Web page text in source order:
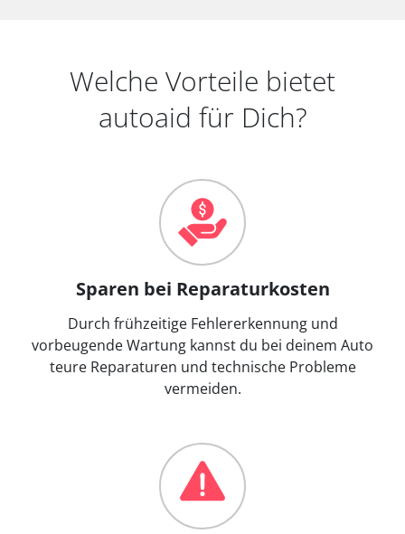
Welche Vorteile bietet
autoaid für Dich?
Sparen bei Reparaturkosten
Durch frühzeitige Fehlererkennung und
vorbeugende Wartung kannst du bei deinem Auto
teure Reparaturen und technische Probleme
vermeiden.